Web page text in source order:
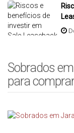
Sobrados
para